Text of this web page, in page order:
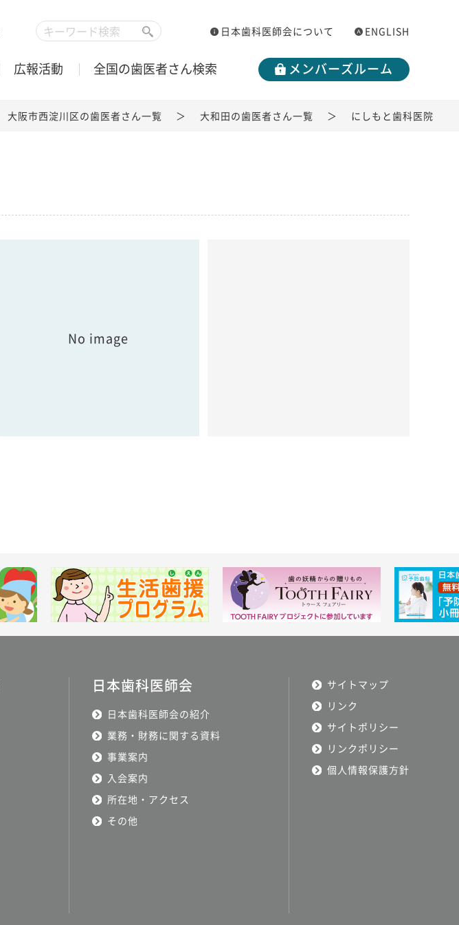
日本歯科医師会について ENGLISH
広報活動 全国の歯医者さん検索 メンバーズルーム
大阪市西淀川区の歯医者さん一覧 大和田の歯医者さん一覧 にしもと歯科医院
No image
日本歯科医師会
日本歯科医師会の紹介
業務・財務に関する資料
事業案内
入会案内
所在地・アクセス
その他
サイトマップ
リンク
サイトポリシー
リンクポリシー
個人情報保護方針